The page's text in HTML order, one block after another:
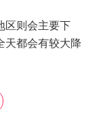
区则会主要下
天都会有较大降
北极寒流的威
爱尔兰、英格